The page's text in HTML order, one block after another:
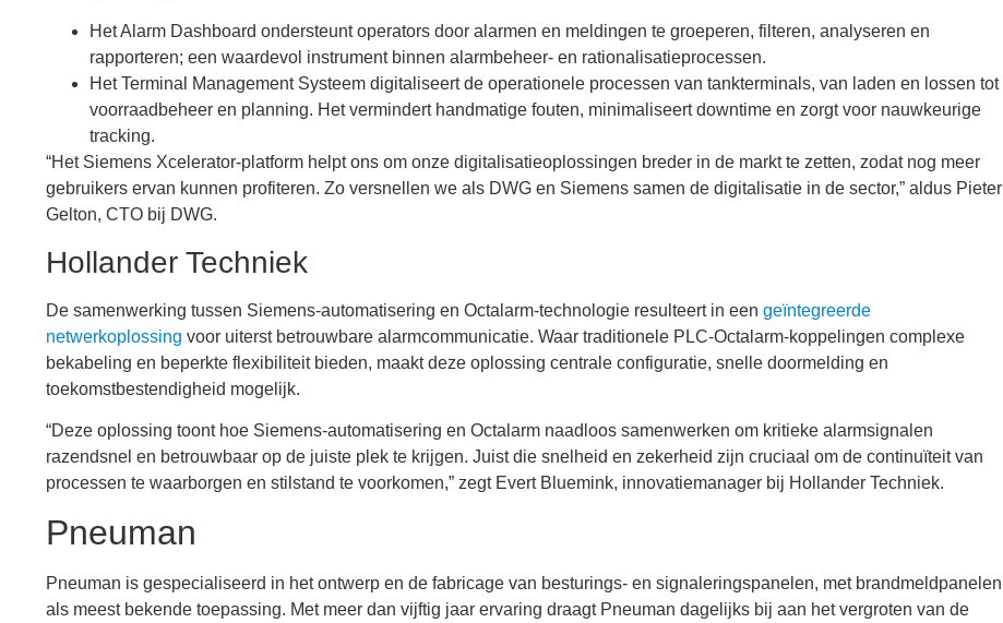
Het Alarm Dashboard ondersteunt operators door alarmen en meldingen te groeperen, filteren, analyseren en
rapporteren; een waardevol instrument binnen alarmbeheer- en rationalisatieprocessen.
Het Terminal Management Systeem digitaliseert de operationele processen van tankterminals, van laden en lossen tot
voorraadbeheer en planning. Het vermindert handmatige fouten, minimaliseert downtime en zorgt voor nauwkeurige
tracking.
“Het Siemens Xcelerator-platform helpt ons om onze digitalisatieoplossingen breder in de markt te zetten, zodat nog meer
gebruikers ervan kunnen profiteren. Zo versnellen we als DWG en Siemens samen de digitalisatie in de sector,” aldus Pieter
Gelton, CTO bij DWG.
Hollander Techniek
De samenwerking tussen Siemens-automatisering en Octalarm-technologie resulteert in een geïntegreerde
netwerkoplossing voor uiterst betrouwbare alarmcommunicatie. Waar traditionele PLC-Octalarm-koppelingen complexe
bekabeling en beperkte flexibiliteit bieden, maakt deze oplossing centrale configuratie, snelle doormelding en
toekomstbestendigheid mogelijk.
“Deze oplossing toont hoe Siemens-automatisering en Octalarm naadloos samenwerken om kritieke alarmsignalen
razendsnel en betrouwbaar op de juiste plek te krijgen. Juist die snelheid en zekerheid zijn cruciaal om de continuïteit van
processen te waarborgen en stilstand te voorkomen,” zegt Evert Bluemink, innovatiemanager bij Hollander Techniek.
Pneuman
Pneuman is gespecialiseerd in het ontwerp en de fabricage van besturings- en signaleringspanelen, met brandmeldpanelen
als meest bekende toepassing. Met meer dan vijftig jaar ervaring draagt Pneuman dagelijks bij aan het vergroten van de